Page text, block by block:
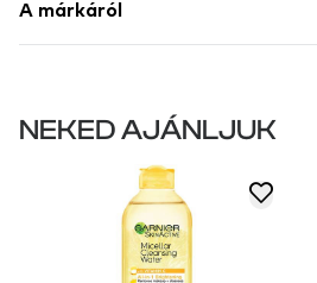
A márkáról
NEKED AJÁNLJUK